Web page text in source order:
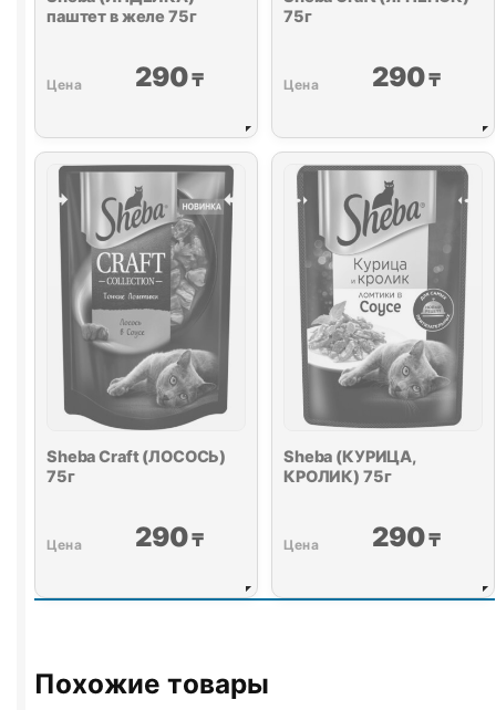
паштет в желе 75г
290₸
75г
290₸
Sheba Craft (ЛОСОСЬ)
75г
290₸
Sheba (КУРИЦА,
КРОЛИК) 75г
290₸
Похожие товары